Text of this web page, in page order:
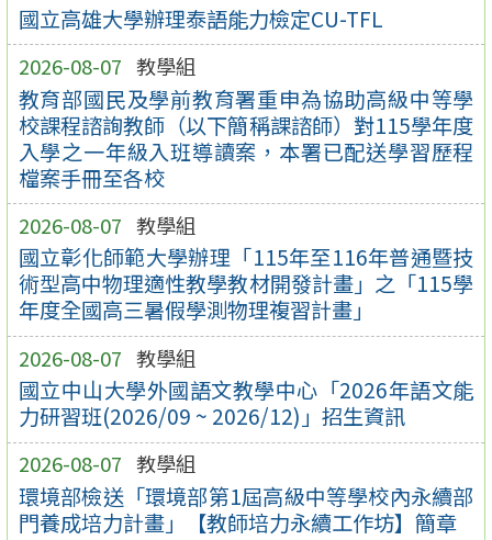
國立高雄大學辦理泰語能力檢定CU-TFL
2026-08-07 教學組
教育部國民及學前教育署重申為協助高級中等學
校課程諮詢教師（以下簡稱課諮師）對115學年度
入學之一年級入班導讀案，本署已配送學習歷程
檔案手冊至各校
2026-08-07 教學組
國立彰化師範大學辦理「115年至116年普通暨技
術型高中物理適性教學教材開發計畫」之「115學
年度全國高三暑假學測物理複習計畫」
2026-08-07 教學組
國立中山大學外國語文教學中心「2026年語文能
力研習班(2026/09 ~ 2026/12)」招生資訊
2026-08-07 教學組
環境部檢送「環境部第1屆高級中等學校內永續部
門養成培力計畫」【教師培力永續工作坊】簡章